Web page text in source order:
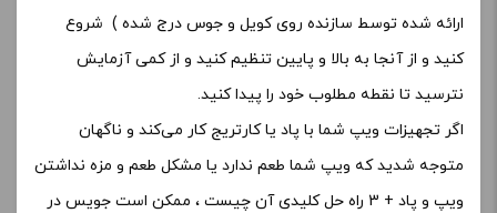
ارائه شده توسط سازنده روی کویل و جوس درج شده ) شروع
کنید و از آنجا به بالا و پایین تنظیم کنید و از کمی آزمایش
نترسید تا نقطه مطلوب خود را پیدا کنید.
اگر تجهیزات ویپ شما با پاد یا کارتریج کار می‌کند و ناگهان
متوجه شدید که ویپ شما طعم ندارد یا مشکل طعم و مزه نداشتن
ویپ و پاد + 3 راه حل کلیدی آن چیست ، ممکن است جویس در